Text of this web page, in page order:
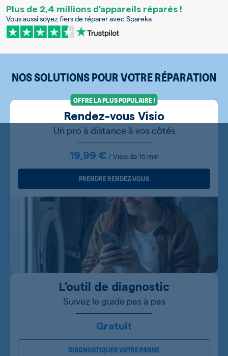
Plus de 2,4 millions d’appareils réparés !
Vous aussi soyez fiers de réparer avec Spareka
NOS SOLUTIONS POUR VOTRE RÉPARATION
OFFRE LA PLUS POPULAIRE !
Rendez-vous Visio
Un pro à distance à vos côtés
19,99 € / Visio de 15 min
PRENDRE RENDEZ-VOUS
L’outil de diagnostic
Suivez le guide pas à pas
Gratuit
DIAGNOSTIQUER VOTRE PANNE